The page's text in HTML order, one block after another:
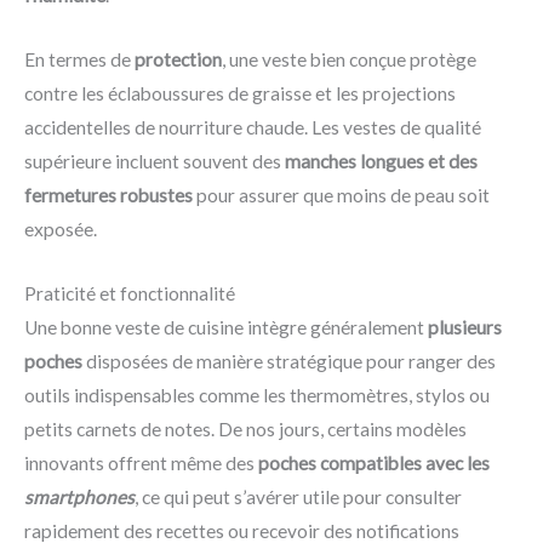
En termes deprotection, une veste bien conçue protège
contre les éclaboussures de graisse et les projections
accidentelles de nourriture chaude. Les vestes de qualité
supérieure incluent souvent des manches longues et des
fermetures robustespour assurer que moins de peau soit
exposée.
Praticité et fonctionnalité
Une bonne veste de cuisine intègre généralementplusieurs
pochesdisposées de manière stratégique pour ranger des
outils indispensables comme les thermomètres, stylos ou
petits carnets de notes. De nos jours, certains modèles
innovants offrent même des poches compatibles avec les
smartphones, ce qui peut s’avérer utile pour consulter
rapidement des recettes ou recevoir des notifications